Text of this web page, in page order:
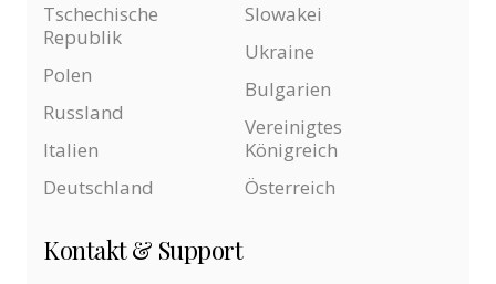
Tschechische
Republik
Polen
Russland
Italien
Deutschland
Slowakei
Ukraine
Bulgarien
Vereinigtes
Königreich
Österreich
Kontakt & Support